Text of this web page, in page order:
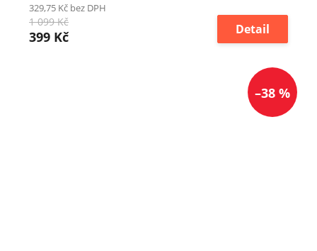
329,75 Kč bez DPH
1 099 Kč
399 Kč Detail
–38 %